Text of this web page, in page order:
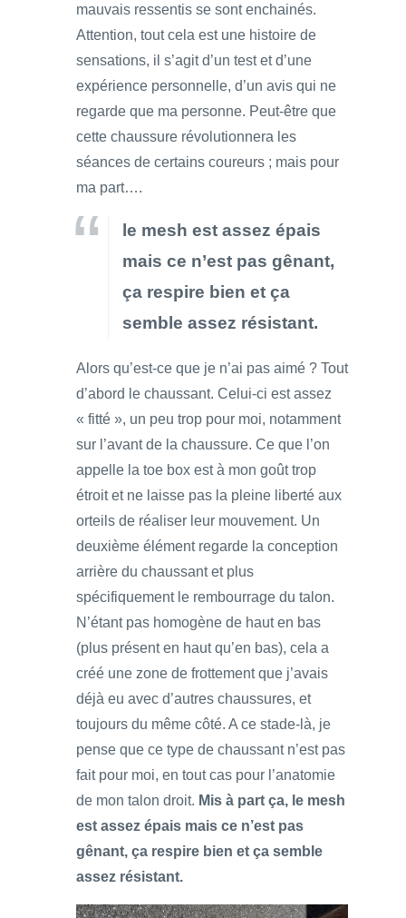
mauvais ressentis se sont enchainés.
Attention, tout cela est une histoire de
sensations, il s’agit d’un test et d’une
expérience personnelle, d’un avis qui ne
regarde que ma personne. Peut-être que
cette chaussure révolutionnera les
séances de certains coureurs ; mais pour
ma part….
le mesh est assez épais
mais ce n’est pas gênant,
ça respire bien et ça
semble assez résistant.
Alors qu’est-ce que je n’ai pas aimé ? Tout
d’abord le chaussant. Celui-ci est assez
« fitté », un peu trop pour moi, notamment
sur l’avant de la chaussure. Ce que l’on
appelle la toe box est à mon goût trop
étroit et ne laisse pas la pleine liberté aux
orteils de réaliser leur mouvement. Un
deuxième élément regarde la conception
arrière du chaussant et plus
spécifiquement le rembourrage du talon.
N’étant pas homogène de haut en bas
(plus présent en haut qu’en bas), cela a
créé une zone de frottement que j’avais
déjà eu avec d’autres chaussures, et
toujours du même côté. A ce stade-là, je
pense que ce type de chaussant n’est pas
fait pour moi, en tout cas pour l’anatomie
de mon talon droit. Mis à part ça, le mesh
est assez épais mais ce n’est pas
gênant, ça respire bien et ça semble
assez résistant.